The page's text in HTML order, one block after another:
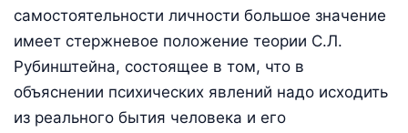
самостоятельности личности большое значение
имеет стержневое положение теории С.Л.
Рубинштейна, состоящее в том, что в
объяснении психических явлений надо исходить
из реального бытия человека и его